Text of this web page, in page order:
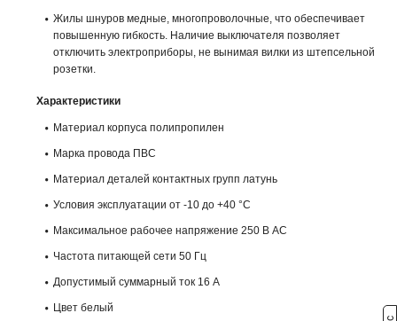
Жилы шнуров медные, многопроволочные, что обеспечивает
повышенную гибкость. Наличие выключателя позволяет
отключить электроприборы, не вынимая вилки из штепсельной
розетки.
Характеристики
Материал корпуса полипропилен
Марка провода ПВС
Материал деталей контактных групп латунь
Условия эксплуатации от -10 до +40 °С
Максимальное рабочее напряжение 250 В AC
Частота питающей сети 50 Гц
Допустимый суммарный ток 16 А
Цвет белый